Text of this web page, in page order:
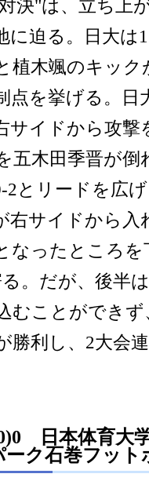
決"は、立ち上
に迫る。日大は
植木颯のキッ
点を挙げる。日
サイドから攻撃
五木田季晋が
2とリードを広
右サイドから
なったところ
。だが、後半
むことができ
勝利し、2大会
日本体育大
ク石巻フット